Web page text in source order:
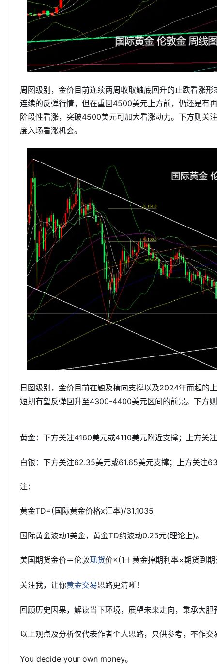
周图级别，金价目前连续两周收取触底回升的止跌看涨
连续的反弹行情，但在重回4500美元上方前，仍还是有
阶段性看涨，突破4500美元可加大看涨动力。下方则关
度入场看涨机会。
日图级别，金价目前在触及横向支撑以及2024年而起的
短期有望反弹回升至4300-4400美元区间的前景。下方
黄金：下方关注4160美元或4110美元附近支撑；上方关
白银：下方关注62.35美元或61.65美元支撑；上方关注
注：
黄金TD=(国际黄金价格x汇率)/31.1035
国际黄金波动1美金，黄金TD约波动0.25元(理论上)。
美国期货金价＝伦敦现货价×(1＋黄金掉期利率×期货到
关注我，让你黄金交易思路更清晰！
回顾历史因果，解读当下环境，展望未来走向，秉承大
以上观点及分析仅代表作者个人思路，只供参考，不作
You decide your own money。